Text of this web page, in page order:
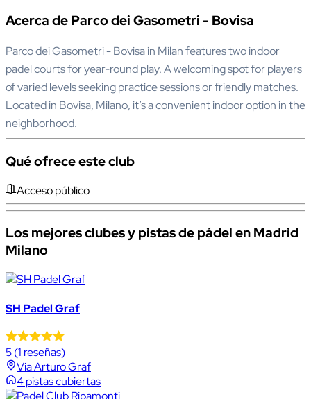
Acerca de Parco dei Gasometri - Bovisa
Parco dei Gasometri - Bovisa in Milan features two indoor
padel courts for year‑round play. A welcoming spot for players
of varied levels seeking practice sessions or friendly matches.
Located in Bovisa, Milano, it’s a convenient indoor option in the
neighborhood.
Qué ofrece este club
Acceso público
Los mejores clubes y pistas de pádel en Madrid
Milano
SH Padel Graf
5(1 reseñas)
Via Arturo Graf
4 pistas cubiertas